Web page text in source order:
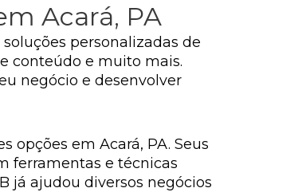
Acará, PA
personalizadas de
conteúdo e muito mais.
negócio e desenvolver
opções em Acará, PA. Seus
ferramentas e técnicas
já ajudou diversos negócios